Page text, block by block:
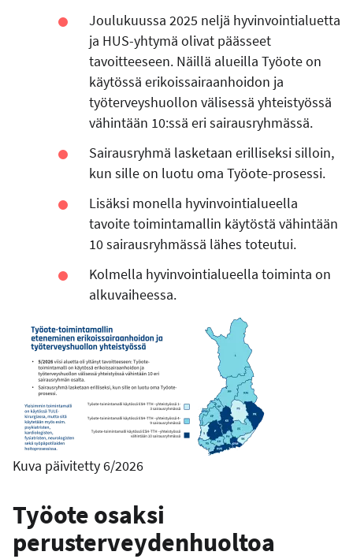
Joulukuussa 2025 neljä hyvinvointialuetta
ja HUS-yhtymä olivat päässeet
tavoitteeseen. Näillä alueilla Työote on
käytössä erikoissairaanhoidon ja
työterveyshuollon välisessä yhteistyössä
vähintään 10:ssä eri sairausryhmässä.
Sairausryhmä lasketaan erilliseksi silloin,
kun sille on luotu oma Työote-prosessi.
Lisäksi monella hyvinvointialueella
tavoite toimintamallin käytöstä vähintään
10 sairausryhmässä lähes toteutui.
Kolmella hyvinvointialueella toiminta on
alkuvaiheessa.
Kuva päivitetty 6/2026
Työote osaksi
perusterveydenhuoltoa